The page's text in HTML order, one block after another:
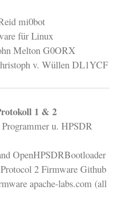
mi0bot
für Linux
Melton G0ORX
v. Wüllen DL1YCF
1 & 2
u. HPSDR
OpenHPSDRBootloader
2 Firmware Github
apache-labs.com (all